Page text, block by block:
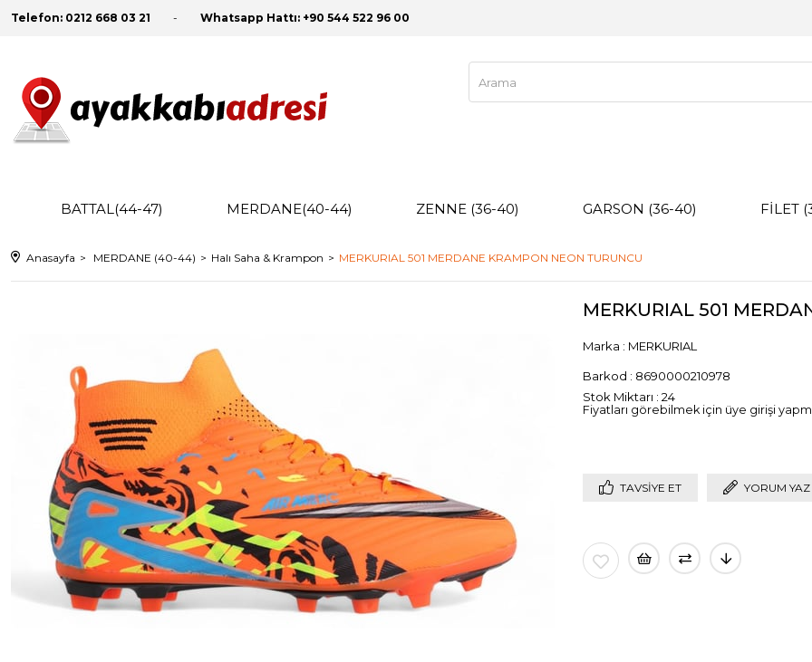
Telefon: 0212 668 03 21 Whatsapp Hattı: +90 544 522 96 00
BATTAL(44-47) MERDANE(40-44) ZENNE (36-40) GARSON (36-40) FİLET
Anasayfa MERDANE (40-44) Halı Saha & Krampon MERKURIAL 501 MERDANE KRAMPON NEON TURUNCU
MERKURIAL 501
Marka : MERKURIAL
Barkod : 8690000210978
Stok Miktarı : 24
Fiyatları görebilmek için üye girişi
TAVSIYE ET YORUM YAZ